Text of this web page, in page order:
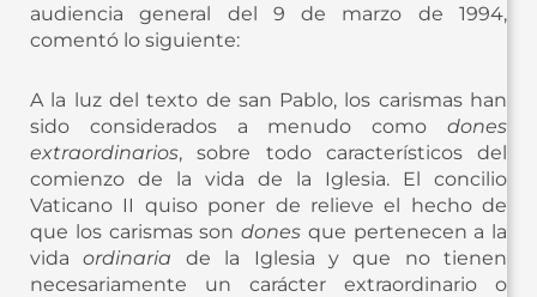
audiencia general del 9 de marzo de 1994,
comentó lo siguiente:
A la luz del texto de san Pablo, los carismas han
sido considerados a menudo como dones
extraordinarios, sobre todo característicos del
comienzo de la vida de la Iglesia. El concilio
Vaticano II quiso poner de relieve el hecho de
que los carismas son dones que pertenecen a la
vidaordinaria de la Iglesia y que no tienen
necesariamente un carácter extraordinario o